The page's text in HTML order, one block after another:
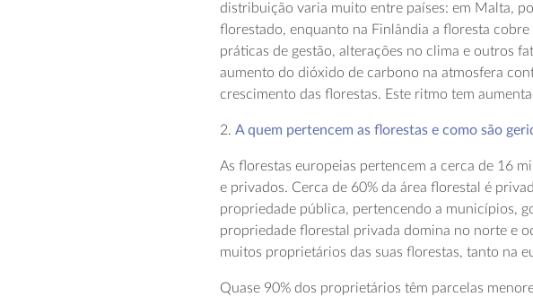
distribuição varia muito entre países: em Malta,
florestado, enquanto na Finlândia a floresta
práticas de gestão, alterações no clima e outros
aumento do dióxido de carbono na atmosfera
crescimento das florestas. Este ritmo tem
2.A quem pertencem as florestas e como são
As florestas europeias pertencem a cerca de 16
e privados. Cerca de 60% da área florestal é
propriedade pública, pertencendo a municípios,
propriedade florestal privada domina no norte e
muitos proprietários das suas florestas, tanto na
Quase 90% dos proprietários têm parcelas